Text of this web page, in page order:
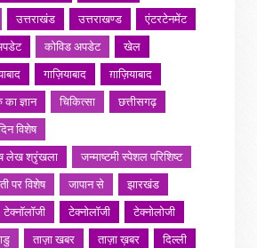
उत्तराखंड उत्तराखण्ड
एंटरटेनमेंट
कोविड अपडेट
खेल
गाज़ियाबाद
ग़ाज़ियाबाद
ज्ञान चिकित्सा
छत्तीसगढ़
विशेष
लेख श्रृंखला
जन्माष्टमी स्पेशल परिशिष्ट
पर विशेष जापान से
झारखंड
टेक्नॉलॉजी टेक्नोलॉजी
टेक्नोलोजी
ताज़ा खबर ताज़ा ख़बर
दिल्ली